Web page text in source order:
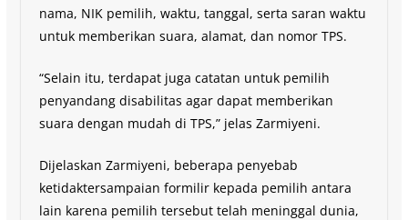
nama, NIK pemilih, waktu, tanggal, serta saran waktu
untuk memberikan suara, alamat, dan nomor TPS.
“Selain itu, terdapat juga catatan untuk pemilih
penyandang disabilitas agar dapat memberikan
suara dengan mudah di TPS,” jelas Zarmiyeni.
Dijelaskan Zarmiyeni, beberapa penyebab
ketidaktersampaian formilir kepada pemilih antara
lain karena pemilih tersebut telah meninggal dunia,